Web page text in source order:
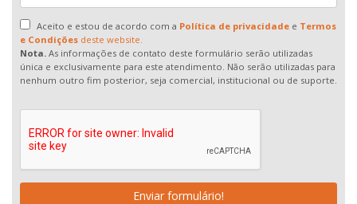
Aceito e estou de acordo com a Política de privacidadee Termos
e Condições deste website.
Nota. As informações de contato deste formulário serão utilizadas
única e exclusivamente para este atendimento. Não serão utilizadas para
nenhum outro fim posterior, seja comercial, institucional ou de suporte.
Enviar formulário!